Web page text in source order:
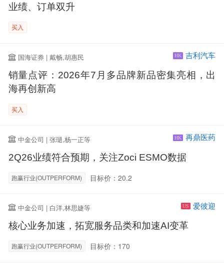
业绩、订单双升
买入
国海证券 | 戴畅,胡惠民 HK 吉利汽车
销量点评：2026年7月多品牌新品密集亮相，出
海再创新高
买入
中金公司 | 张琎,杨一正等 HK 再鼎医药
2Q26业绩符合预期，关注Zoci ESMO数据
跑赢行业(OUTPERFORM) 目标价：20.2
中金公司 | 白洋,林思婕等 US 爱彼迎
核心业务加速，拓宽服务品类和加速AI变革
跑赢行业(OUTPERFORM) 目标价：170